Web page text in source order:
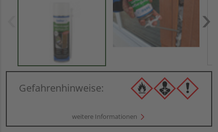
Gefahrenhinweise:
weitere Informationen